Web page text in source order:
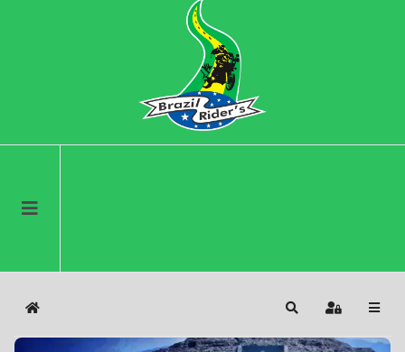
Home SearchSign In